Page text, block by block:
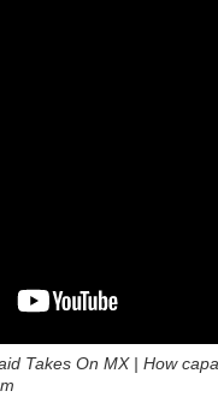
Takes On MX | How